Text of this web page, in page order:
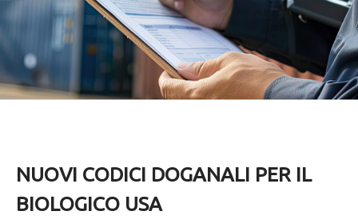
NUOVI CODICI DOGANALI PER IL
BIOLOGICO USA